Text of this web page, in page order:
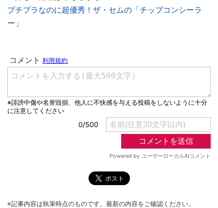
プチプラなのに超優秀！ザ・セムの「チップコンシーラ
ー」
※記事内容は執筆時点のものです。最新の内容をご確認ください。